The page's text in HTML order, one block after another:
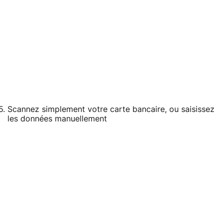
Scannez simplement votre carte bancaire, ou saisissez
les données manuellement